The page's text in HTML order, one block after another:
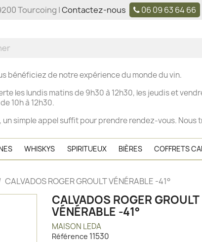
Tourcoing |Contactez-nous 06 09 63 64 66
bénéficiez de notre expérience du monde du vin.
leslundis matins de 9h30 à 12h30, les jeudis et
10h à 12h30.
un simple appel suffit pour prendre rendez-vous. Nous
WHISKYS SPIRITUEUX BIÈRES COFFRETS
CALVADOS ROGER GROULT VÉNÉRABLE -41°
CALVADOS ROGER GROULT
VÉNÉRABLE -41°
MAISON LEDA
Référence 11530